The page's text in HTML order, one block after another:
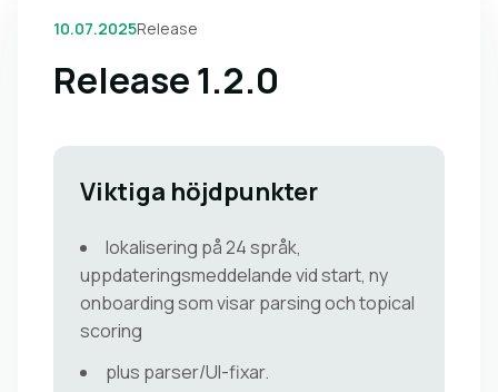
10.07.2025Release
Release 1.2.0
Viktiga höjdpunkter
lokalisering på 24 språk,
uppdateringsmeddelande vid start, ny
onboarding som visar parsing och topical
scoring
plus parser/UI-fixar.